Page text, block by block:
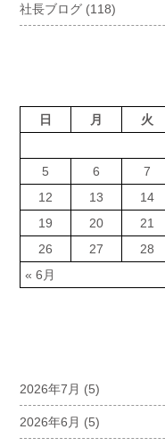
社長ブログ (118)
日 月 火
« 6月
5
6 7
12
13 14
19
20 21
26
27 28
2026年7月 (5)
2026年6月 (5)